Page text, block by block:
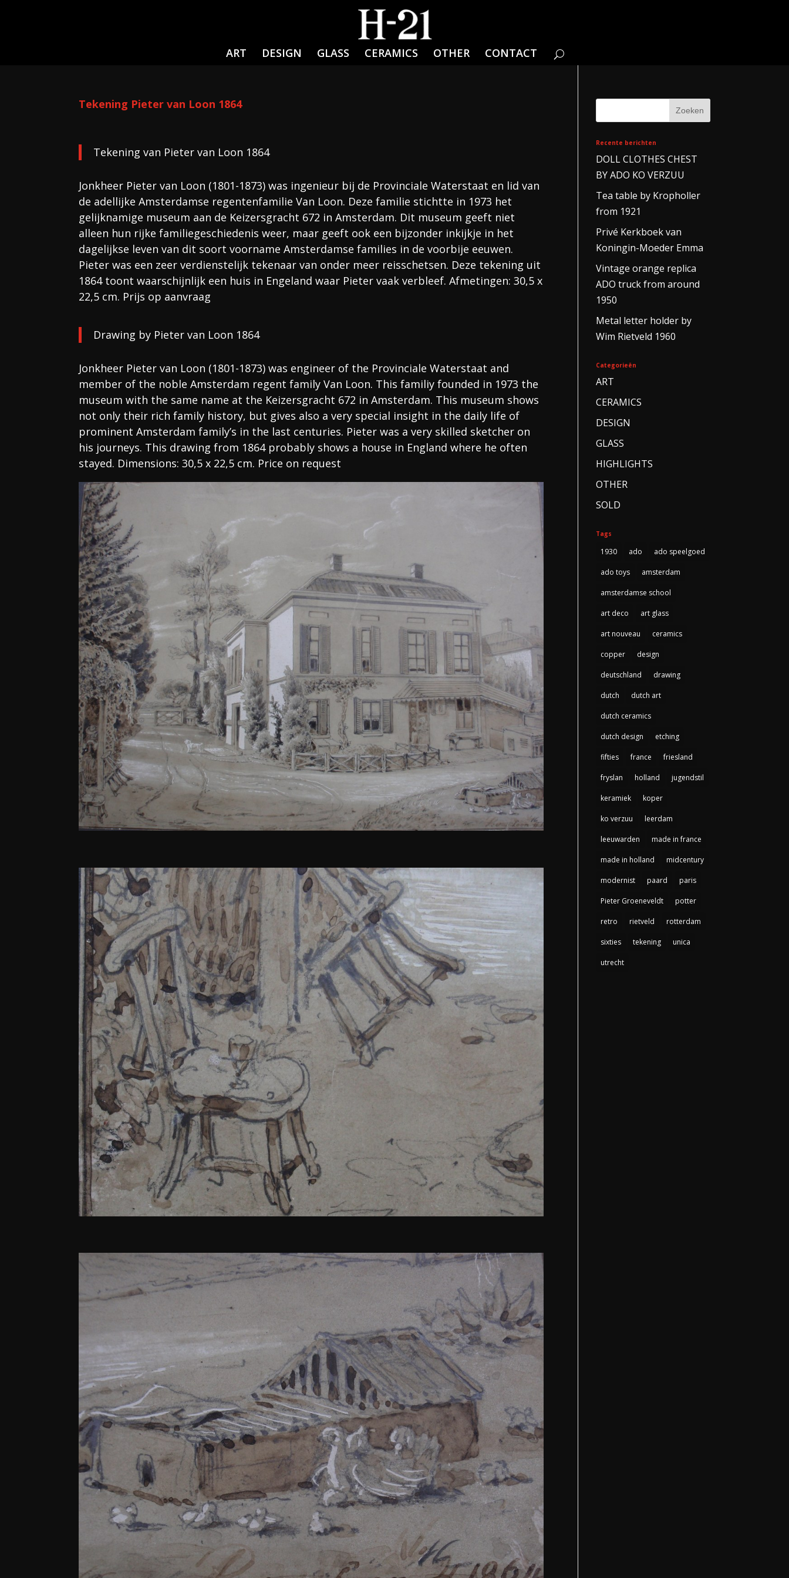
ART DESIGN GLASS CERAMICS OTHER CONTACT
Tekening Pieter van Loon 1864
Tekening van Pieter van Loon 1864
Jonkheer Pieter van Loon (1801-1873) was ingenieur bij de Provinciale Waterstaat en lid van
de adellijke Amsterdamse regentenfamilie Van Loon. Deze familie stichtte in 1973 het
gelijknamige museum aan de Keizersgracht 672 in Amsterdam. Dit museum geeft niet
alleen hun rijke familiegeschiedenis weer, maar geeft ook een bijzonder inkijkje in het
dagelijkse leven van dit soort voorname Amsterdamse families in de voorbije eeuwen.
Pieter was een zeer verdienstelijk tekenaar van onder meer reisschetsen. Deze tekening uit
1864 toont waarschijnlijk een huis in Engeland waar Pieter vaak verbleef. Afmetingen: 30,5 x
22,5 cm. Prijs op aanvraag
Drawing by Pieter van Loon 1864
Jonkheer Pieter van Loon (1801-1873) was engineer of the Provinciale Waterstaat and
member of the noble Amsterdam regent family Van Loon. This familiy founded in 1973 the
museum with the same name at the Keizersgracht 672 in Amsterdam. This museum shows
not only their rich family history, but gives also a very special insight in the daily life of
prominent Amsterdam family’s in the last centuries. Pieter was a very skilled sketcher on
his journeys. This drawing from 1864 probably shows a house in England where he often
stayed. Dimensions: 30,5 x 22,5 cm. Price on request
Recente berichten
DOLL CLOTHES CHEST
BY ADO KO VERZUU
Tea table by Kropholler
from 1921
Privé Kerkboek van
Koningin-Moeder Emma
Vintage orange replica
ADO truck from around
1950
Metal letter holder by
Wim Rietveld 1960
Categorieën
ART
CERAMICS
DESIGN
GLASS
HIGHLIGHTS
OTHER
SOLD
Tags
1930 ado ado speelgoed
ado toys amsterdam
amsterdamse school
art deco art glass
art nouveau ceramics
copper design
deutschland drawing
dutch dutch art
dutch ceramics
dutch design etching
fifties france friesland
fryslan holland jugendstil
keramiek koper
ko verzuu leerdam
leeuwarden made in france
made in holland midcentury
modernist paard paris
Pieter Groeneveldt potter
retro rietveld rotterdam
sixties tekening unica
utrecht